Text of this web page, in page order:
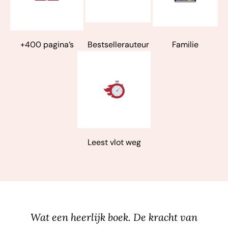
+400 pagina’s Bestsellerauteur Familie
Leest vlot weg
Wat een heerlijk boek. De kracht van